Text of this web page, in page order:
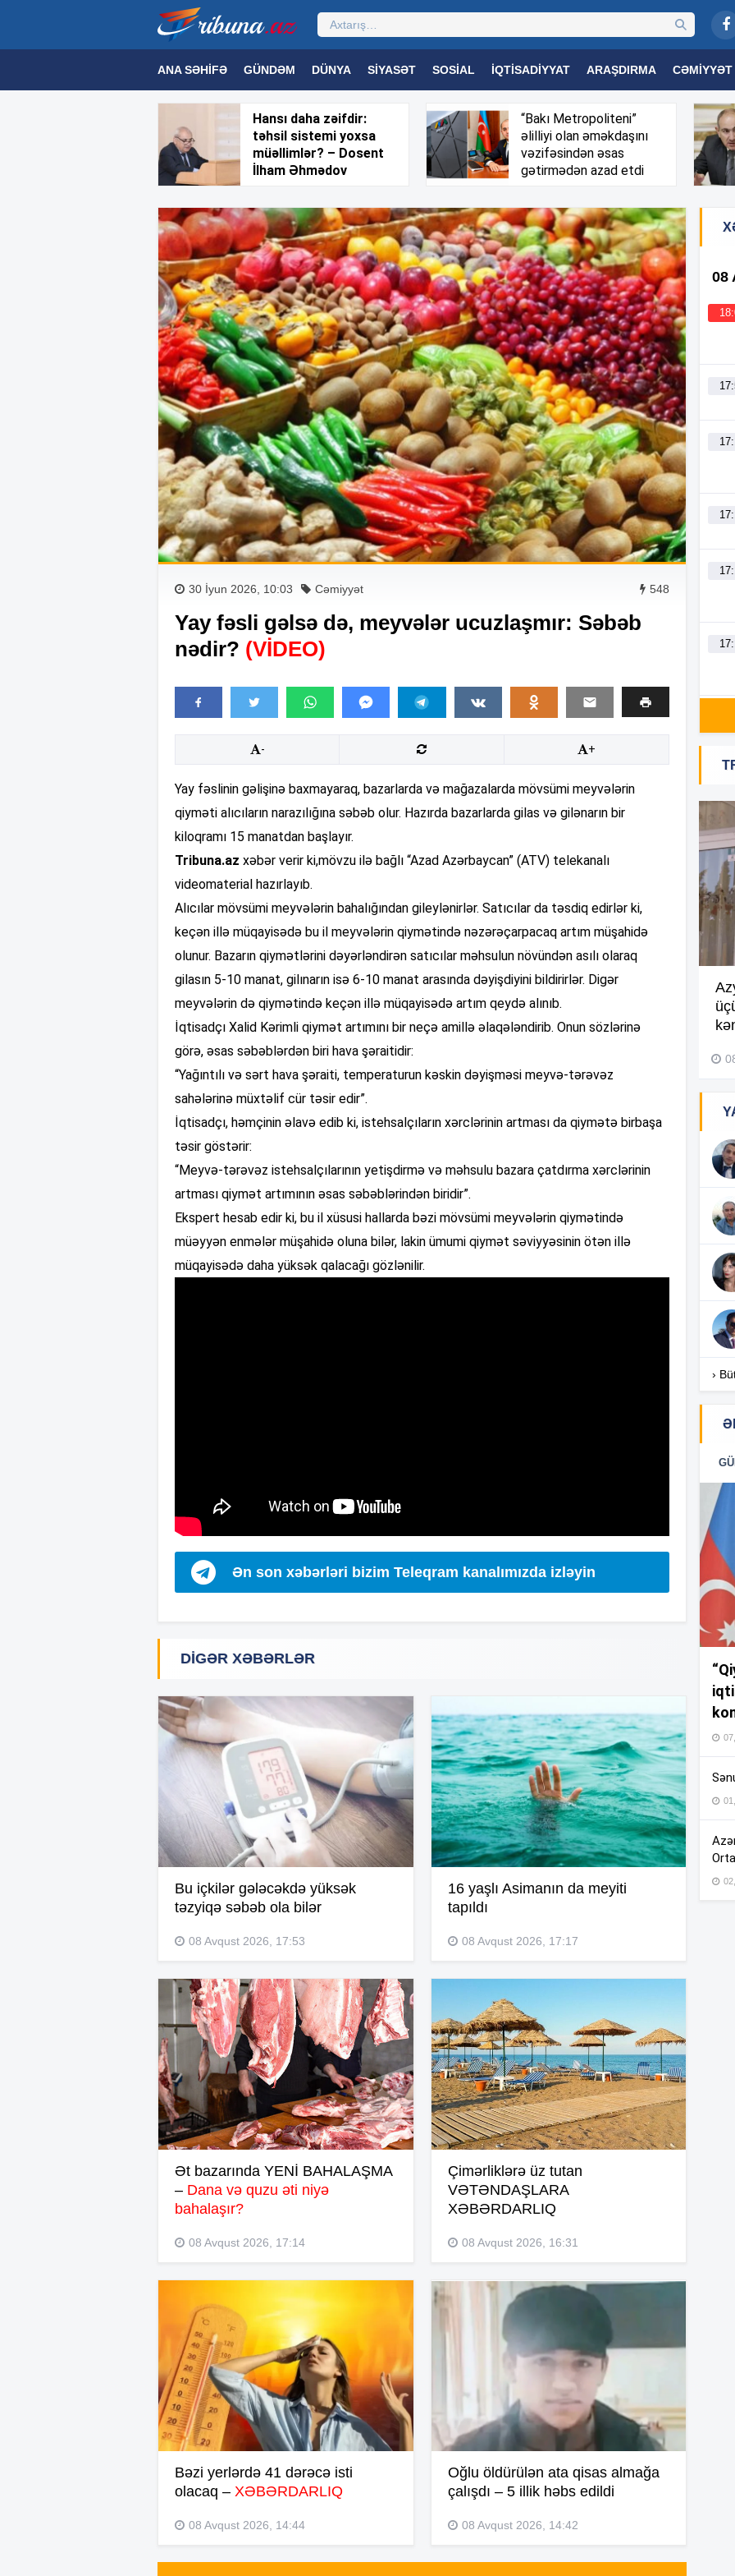
ANA SƏHIFƏ GÜNDƏM DÜNYA SIYASƏT SOSIAL İQTISADIYYAT ARAŞDIRMA CƏMIYYƏT
MAQAZIN TEXNOLOGIYA TƏHSIL SAĞLAMLIQ MARAQLI TRIBUNA TV
Hansı daha zəifdir:
təhsil sistemi yoxsa
müəllimlər? – Dosent
İlham Əhmədov
“Bakı Metropoliteni”
əlilliyi olan əməkdaşını
vəzifəsindən əsas
gətirmədən azad etdi
30 İyun 2026, 10:03 Cəmiyyət 548
Yay fəsli gəlsə də, meyvələr ucuzlaşmır: Səbəb
nədir? (VİDEO)
- +
Yay fəslinin gəlişinə baxmayaraq, bazarlarda və mağazalarda mövsümi meyvələrin
qiyməti alıcıların narazılığına səbəb olur. Hazırda bazarlarda gilas və gilənarın bir
kiloqramı 15 manatdan başlayır.
Tribuna.az xəbər verir ki,mövzu ilə bağlı “Azad Azərbaycan” (ATV) telekanalı
videomaterial hazırlayıb.
Alıcılar mövsümi meyvələrin bahalığından gileylənirlər. Satıcılar da təsdiq edirlər ki,
keçən illə müqayisədə bu il meyvələrin qiymətində nəzərəçarpacaq artım müşahidə
olunur. Bazarın qiymətlərini dəyərləndirən satıcılar məhsulun növündən asılı olaraq
gilasın 5-10 manat, gilınarın isə 6-10 manat arasında dəyişdiyini bildirirlər. Digər
meyvələrin də qiymətində keçən illə müqayisədə artım qeydə alınıb.
İqtisadçı Xalid Kərimli qiymət artımını bir neçə amillə əlaqələndirib. Onun sözlərinə
görə, əsas səbəblərdən biri hava şəraitidir:
“Yağıntılı və sərt hava şəraiti, temperaturun kəskin dəyişməsi meyvə-tərəvəz
sahələrinə müxtəlif cür təsir edir”.
İqtisadçı, həmçinin əlavə edib ki, istehsalçıların xərclərinin artması da qiymətə birbaşa
təsir göstərir:
“Meyvə-tərəvəz istehsalçılarının yetişdirmə və məhsulu bazara çatdırma xərclərinin
artması qiymət artımının əsas səbəblərindən biridir”.
Ekspert hesab edir ki, bu il xüsusi hallarda bəzi mövsümi meyvələrin qiymətində
müəyyən enmələr müşahidə oluna bilər, lakin ümumi qiymət səviyyəsinin ötən illə
müqayisədə daha yüksək qalacağı gözlənilir.
Ən son xəbərləri bizim Teleqram kanalımızda izləyin
DIGƏR XƏBƏRLƏR
Bu içkilər gələcəkdə yüksək
təzyiqə səbəb ola bilər
08 Avqust 2026, 17:53
16 yaşlı Asimanın da meyiti
tapıldı
08 Avqust 2026, 17:17
Ət bazarında YENİ BAHALAŞMA
– Dana və quzu əti niyə
bahalaşır?
08 Avqust 2026, 17:14
Çimərliklərə üz tutan
VƏTƏNDAŞLARA
XƏBƏRDARLIQ
08 Avqust 2026, 16:31
Bəzi yerlərdə 41 dərəcə isti
olacaq – XƏBƏRDARLIQ
08 Avqust 2026, 14:44
Oğlu öldürülən ata qisas almağa
çalışdı – 5 illik həbs edildi
08 Avqust 2026, 14:42
08
Göyçayda məktəb binası
acınacaqlı durumda –
›